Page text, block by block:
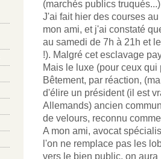
(marchés publics
J'ai fait hier des courses
mon ami, et j'ai constaté
au samedi de 7h à 21h et
!). Malgré cet esclavage
Mais le luxe (pour ceux
Bêtement, par réaction,
d'élire un président (il est
Allemands) ancien
de velours, reconnu
A mon ami, avocat
l'on ne remplace pas les
vers le bien public, on